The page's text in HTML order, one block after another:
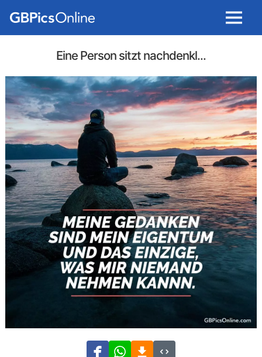
Menu
Eine Person sitzt nachdenkl...